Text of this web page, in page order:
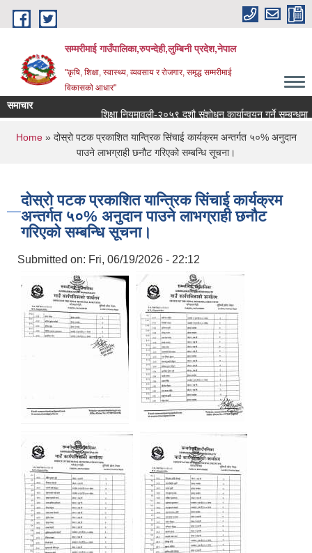
Skip to main content
सम्मरीमाई गाउँपालिका,रुपन्देही,लुम्बिनी प्रदेश,नेपाल
"कृषि, शिक्षा, स्वास्थ्य, व्यवसाय र रोजगार, समृद्ध सम्मरीमाई
विकासको आधार"
समाचार
शिक्षा नियमावली-२०५९ दशौ संशोधन कार्यान्वयन गर्ने सम्बन्धमा
You are here
Home» दोस्रो पटक प्रकाशित यान्त्रिक सिंचाई कार्यक्रम अन्तर्गत ५०% अनुदान
पाउने लाभग्राही छनौट गरिएको सम्बन्धि सूचना।
दोस्रो पटक प्रकाशित यान्त्रिक सिंचाई कार्यक्रम
अन्तर्गत ५०% अनुदान पाउने लाभग्राही छनौट
गरिएको सम्बन्धि सूचना।
Submitted on: Fri, 06/19/2026 - 22:12